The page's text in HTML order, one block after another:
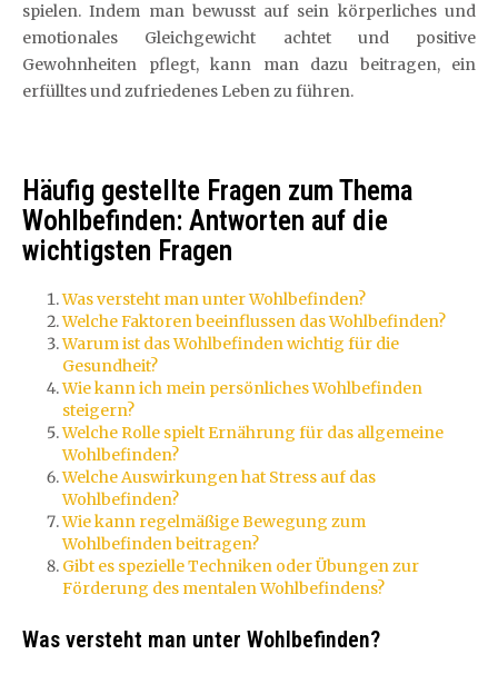
spielen. Indem man bewusst auf sein körperliches und
emotionales Gleichgewicht achtet und positive
Gewohnheiten pflegt, kann man dazu beitragen, ein
erfülltes und zufriedenes Leben zu führen.
Häufig gestellte Fragen zum Thema
Wohlbefinden: Antworten auf die
wichtigsten Fragen
Was versteht man unter Wohlbefinden?
Welche Faktoren beeinflussen das Wohlbefinden?
Warum ist das Wohlbefinden wichtig für die
Gesundheit?
Wie kann ich mein persönliches Wohlbefinden
steigern?
Welche Rolle spielt Ernährung für das allgemeine
Wohlbefinden?
Welche Auswirkungen hat Stress auf das
Wohlbefinden?
Wie kann regelmäßige Bewegung zum
Wohlbefinden beitragen?
Gibt es spezielle Techniken oder Übungen zur
Förderung des mentalen Wohlbefindens?
Was versteht man unter Wohlbefinden?